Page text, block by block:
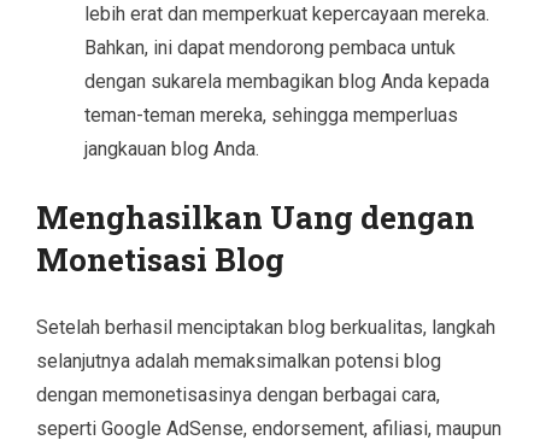
lebih erat dan memperkuat kepercayaan mereka.
Bahkan, ini dapat mendorong pembaca untuk
dengan sukarela membagikan blog Anda kepada
teman-teman mereka, sehingga memperluas
jangkauan blog Anda.
Menghasilkan Uang dengan
Monetisasi Blog
Setelah berhasil menciptakan blog berkualitas, langkah
selanjutnya adalah memaksimalkan potensi blog
dengan memonetisasinya dengan berbagai cara,
seperti Google AdSense, endorsement, afiliasi, maupun